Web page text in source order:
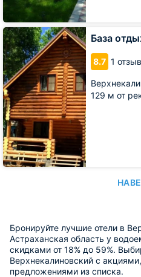
База
8.7 1
129 м от
База
отдыха
Зеленый
берег
Бронируйте лучшие отели в
Астраханская область у
скидками от 18% до 59%.
Верхнекалиновский с
предложениями из списка.